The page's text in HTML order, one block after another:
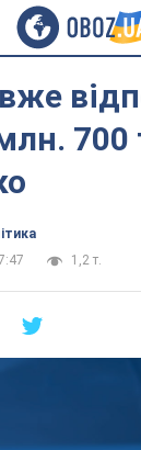
700
1,2 т.